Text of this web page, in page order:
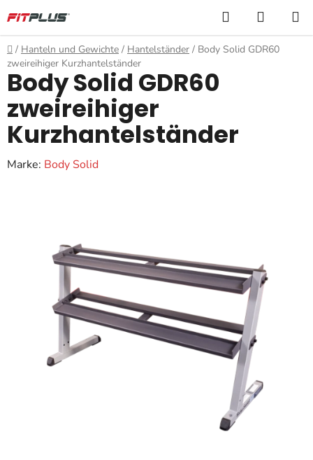
Inhalt
springen
Suchen
Startseite
/ Hanteln und Gewichte / Hantelständer / Body Solid GDR60
zweireihiger Kurzhantelständer
Body Solid GDR60
zweireihiger
Kurzhantelständer
Marke: Body Solid